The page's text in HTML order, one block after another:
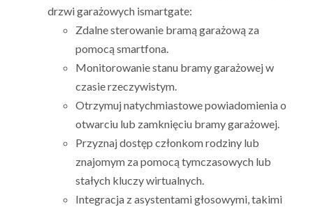
drzwi garażowych ismartgate:
Zdalne sterowanie bramą garażową za
pomocą smartfona.
Monitorowanie stanu bramy garażowej w
czasie rzeczywistym.
Otrzymuj natychmiastowe powiadomienia o
otwarciu lub zamknięciu bramy garażowej.
Przyznaj dostęp członkom rodziny lub
znajomym za pomocą tymczasowych lub
stałych kluczy wirtualnych.
Integracja z asystentami głosowymi, takimi